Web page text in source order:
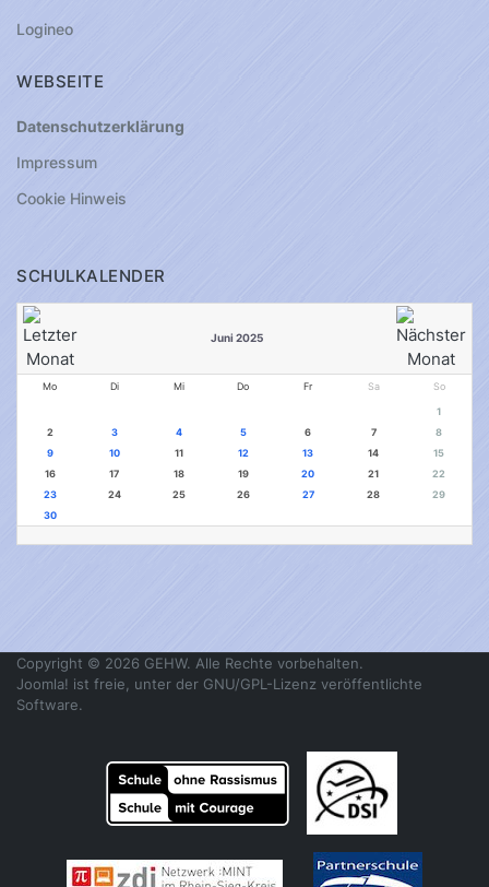
Logineo
WEBSEITE
Datenschutzerklärung
Impressum
Cookie Hinweis
SCHULKALENDER
Juni 2025
Mo Di Mi Do Fr Sa So
1
2
3 4 5 6 7
8
9
10 11 12 13 14
15
16
17 18 19 20 21
22
23
24 25 26 27 28
29
30
Copyright © 2026 GEHW. Alle Rechte vorbehalten.
Joomla! ist freie, unter der GNU/GPL-Lizenz veröffentlichte
Software.